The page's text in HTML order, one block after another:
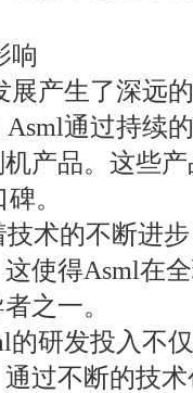
响
展产生了深远
通过持续
产品。这些
。
术的不断进
使得Asml在
之一。
的研发投入不
过不断的技